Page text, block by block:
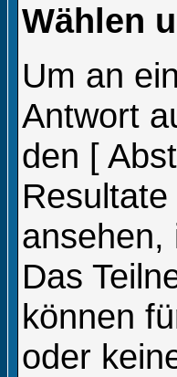
Wählen
Um an
Antwort
den [
ansehen,
Das
können
oder